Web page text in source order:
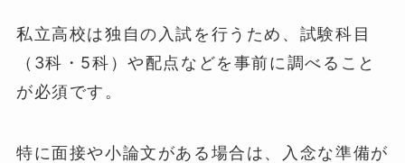
私立高校は独自の入試を行うため、試験科目
（3科・5科）や配点などを事前に調べること
が必須です。
特に面接や小論文がある場合は、入念な準備が